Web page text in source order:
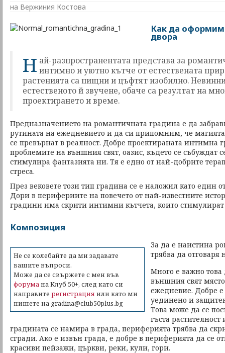
на Вержиния Костова
Как да
двора
Н ай-разпространентата представа за
интимно и уютно кътче от естествената
растенията са пищни и цъфтят изобилно.
естественото й звучене, обаче са резултат на
проектирането и време.
Предназначението на романтичната градина е да
рутината на ежедневието и да си припомним, че
се превърнат в реалност. Добре проектираната интимна
проблемите на външния свят, оазис, където се събуждат
стимулира фантазията ни. Тя е едно от най-добрите
стреса.
През вековете този тип градина се е наложил като един
Дори в перифериите на повечето от най-известните
градини има скрити интимни кътчета, които
Композиция
Не се колебайте да ми задавате
вашите въпроси.
Може да се свържете с мен във
форумана Клуб 50+, след като си
направите регистрация или като ми
пишете на gradina@club50plus.bg
За да е наистина
трябва да отговаря
Много е важно това
външния свят
ежедневие. Добре е
уединено и
Това може да се
гъста
градината се намира в града, периферията трябва да
сгради. Ако е извън града, е добре в периферията да се
красиви пейзажи, църкви, реки, кули, гори.